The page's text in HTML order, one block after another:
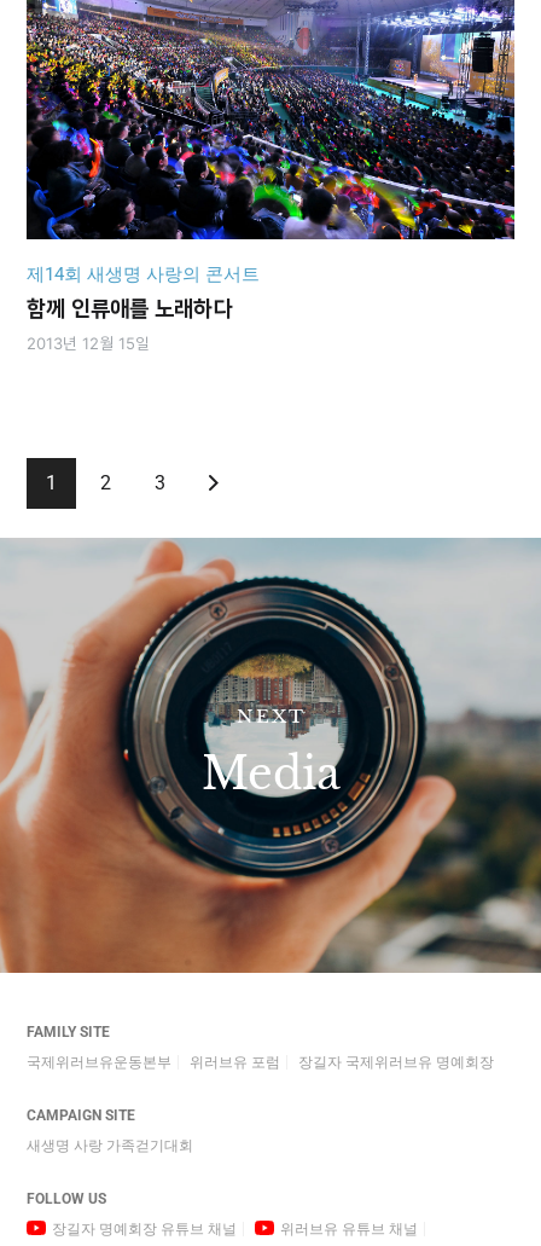
제14회 새생명 사랑의 콘서트
함께 인류애를 노래하다
2013년 12월 15일
1 2 3
NEXT
Media
FAMILY SITE
국제위러브유운동본부
위러브유 포럼 장길자 국제위러브유 명예회장
CAMPAIGN SITE
새생명 사랑 가족걷기대회
FOLLOW US
장길자 명예회장 유튜브 채널
위러브유 유튜브 채널